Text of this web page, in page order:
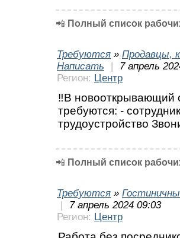
📲 Полный список
Требуются » Продавцы,
Написать
|
7 апрель
Регион: Центр
‼️В новооткрывающий
требуются: -
трудоустройство
📲 Полный список
Требуются »
|
7 апрель 2024 09:03
Регион: Центр